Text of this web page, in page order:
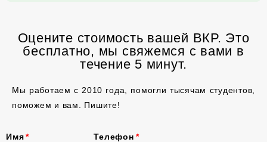
Оцените стоимость вашей ВКР. Это
бесплатно, мы свяжемся с вами в
течение 5 минут.
Мы работаем с 2010 года, помогли тысячам студентов,
поможем и вам. Пишите!
Имя Телефон